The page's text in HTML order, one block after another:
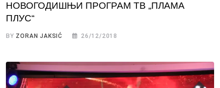
НОВОГОДИШЊИ ПРОГРАМ ТВ „ПЛАМА
ПЛУС“
BY ZORAN JAKSIĆ 26/12/2018